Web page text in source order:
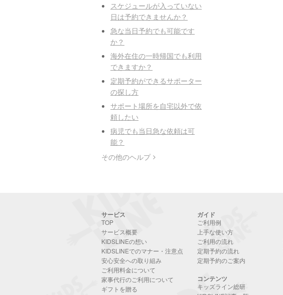
スケジュールが入っていない
日は予約できませんか？
急な当日予約でも可能です
か？
海外在住の一時帰国でも利用
できますか？
定期予約ができるサポーター
の探し方
サポート場所を自宅以外で依
頼したい
病児でも当日急な依頼は可
能？
その他のヘルプ
サービス
TOP
サービス概要
KIDSLINEの想い
KIDSLINEでのマナー・注意点
安心安全への取り組み
ご利用料金について
家事代行のご利用について
ギフトを贈る
ガイド
ご利用例
上手な使い方
ご利用の流れ
定期予約の流れ
定期予約のご案内
コンテンツ
キッズライン総研